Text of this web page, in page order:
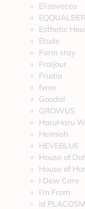
Elizavecca
Esthetic
Etude
Farm stay
Fraijour
Frudia
fwee
Goodal
GROWUS
HaruHaru
Heimish
HEVEBLUE
House of
House of Hur
I Dew Care
I’m From
id